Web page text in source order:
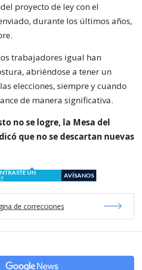
proyecto de ley con el
durante los últimos años,
trabajadores igual han
abriéndose a tener un
elecciones, siempre y cuando
de manera significativa.
no se logre, la Mesa del
que no se descartan nuevas
UN
AVÍSANOS
de correcciones